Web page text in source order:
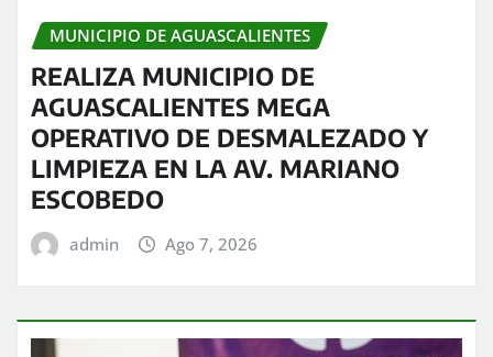
MUNICIPIO DE AGUASCALIENTES
REALIZA MUNICIPIO DE
AGUASCALIENTES MEGA
OPERATIVO DE DESMALEZADO Y
LIMPIEZA EN LA AV. MARIANO
ESCOBEDO
admin Ago 7, 2026